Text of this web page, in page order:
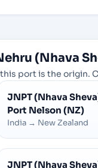
(Nhava
port is the origin.
JNPT (Nhava
Port Nelson (NZ)
India → New Zealand
JNPT (Nhava